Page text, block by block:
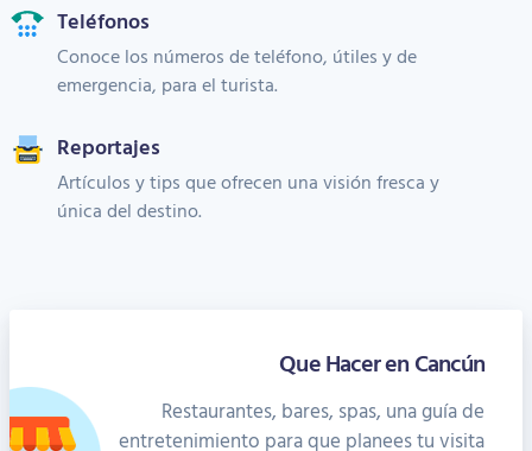
Teléfonos
Conoce los números de teléfono, útiles y de
emergencia, para el turista.
Reportajes
Artículos y tips que ofrecen una visión fresca y
única del destino.
Que Hacer en Cancún
Restaurantes, bares, spas, una guía de
entretenimiento para que planees tu visita